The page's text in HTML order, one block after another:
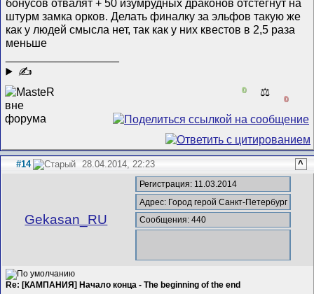
бонусов отвалят + 50 изумрудных драконов отстегнут на
штурм замка орков. Делать финалку за эльфов такую же
как у людей смысла нет, так как у них квестов в 2,5 раза
меньше
✍
0 ⚖️
0
#14 28.04.2014, 22:23 ^
Gekasan_RU
Регистрация: 11.03.2014
Адрес: Город герой Санкт-Петербург
Сообщения: 440
Re: [КАМПАНИЯ] Начало конца - The beginning of the end